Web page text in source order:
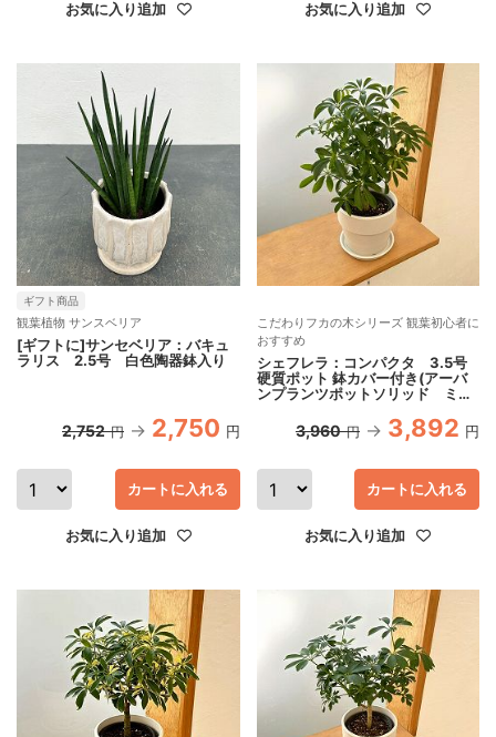
お気に入り追加 お気に入り追加
ギフト商品
観葉植物 サンスベリア
[ギフトに]サンセベリア：バキュ
ラリス 2.5号 白色陶器鉢入り
2,752 円 2,750 円
お気に入り追加
カートに入れる
こだわりフカの木シリーズ 観葉初心者に
おすすめ
シェフレラ：コンパクタ 3.5号
硬質ポット 鉢カバー付き(アーバ
ンプランツポットソリッド ミル
3,960 円 3,892 円
お気に入り追加
カートに入れる